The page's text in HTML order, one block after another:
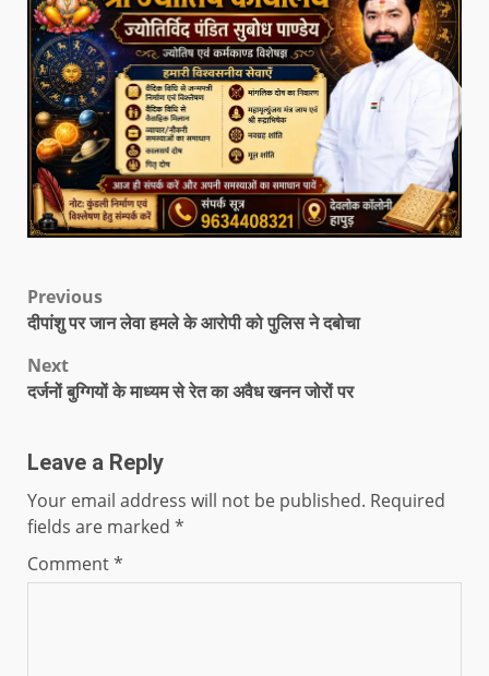
Previous
दीपांशु पर जान लेवा हमले के आरोपी को पुलिस ने दबोचा
Next
दर्जनों बुग्गियों के माध्यम से रेत का अवैध खनन जोरों पर
Leave a Reply
Your email address will not be published. Required
fields are marked *
Comment*